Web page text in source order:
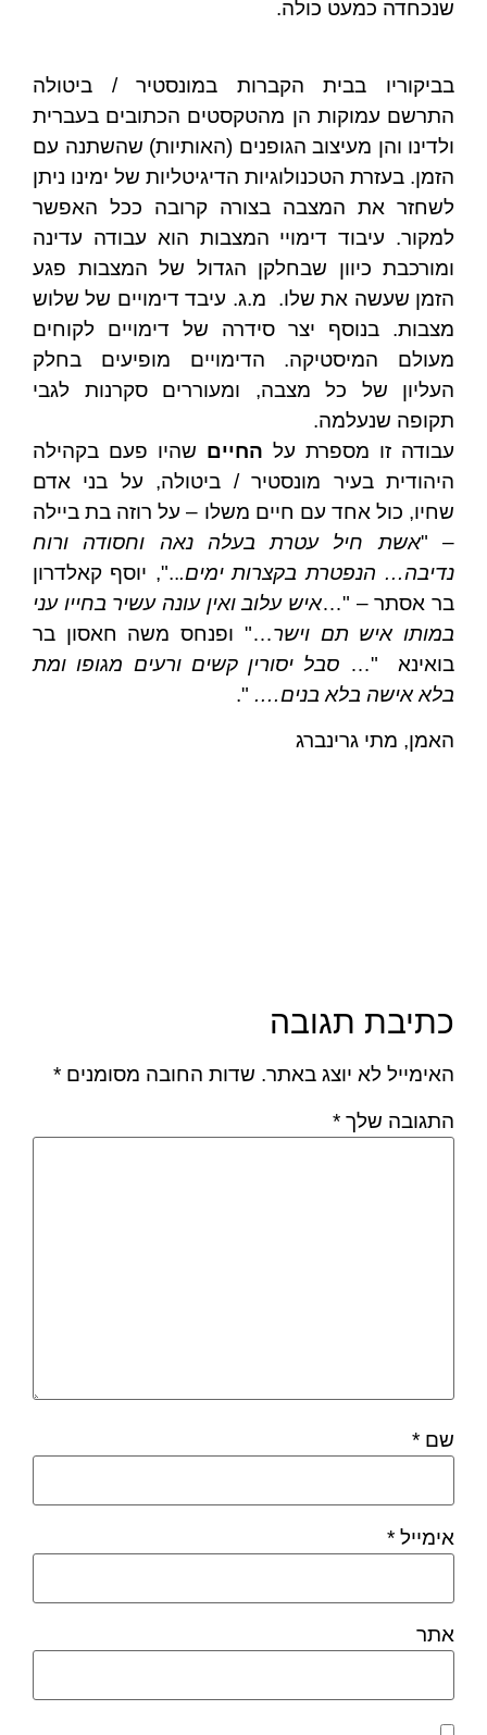
שנכחדה כמעט כולה.
בביקוריו בבית הקברות במונסטיר / ביטולה
התרשם עמוקות הן מהטקסטים הכתובים בעברית
ולדינו והן מעיצוב הגופנים (האותיות) שהשתנה עם
הזמן. בעזרת הטכנולוגיות הדיגיטליות של ימינו ניתן
לשחזר את המצבה בצורה קרובה ככל האפשר
למקור. עיבוד דימויי המצבות הוא עבודה עדינה
ומורכבת כיוון שבחלקן הגדול של המצבות פגע
הזמן שעשה את שלו. מ.ג. עיבד דימויים של שלוש
מצבות. בנוסף יצר סידרה של דימויים לקוחים
מעולם המיסטיקה. הדימויים מופיעים בחלק
העליון של כל מצבה, ומעוררים סקרנות לגבי
תקופה שנעלמה.
עבודה זו מספרת על החיים שהיו פעם בקהילה
היהודית בעיר מונסטיר / ביטולה, על בני אדם
שחיו, כול אחד עם חיים משלו – על רוזה בת ביילה
– "אשת חיל עטרת בעלה נאה וחסודה ורוח
נדיבה… הנפטרת בקצרות ימים...", יוסף קאלדרון
בר אסתר – "…איש עלוב ואין עונה עשיר בחייו עני
במותו איש תם וישר…" ופנחס משה חאסון בר
בואינא "… סבל יסורין קשים ורעים מגופו ומת
בלא אישה בלא בנים…. ".
האמן, מתי גרינברג
כתיבת תגובה
האימייל לא יוצג באתר. שדות החובה מסומנים *
התגובה שלך *
שם *
אימייל *
אתר